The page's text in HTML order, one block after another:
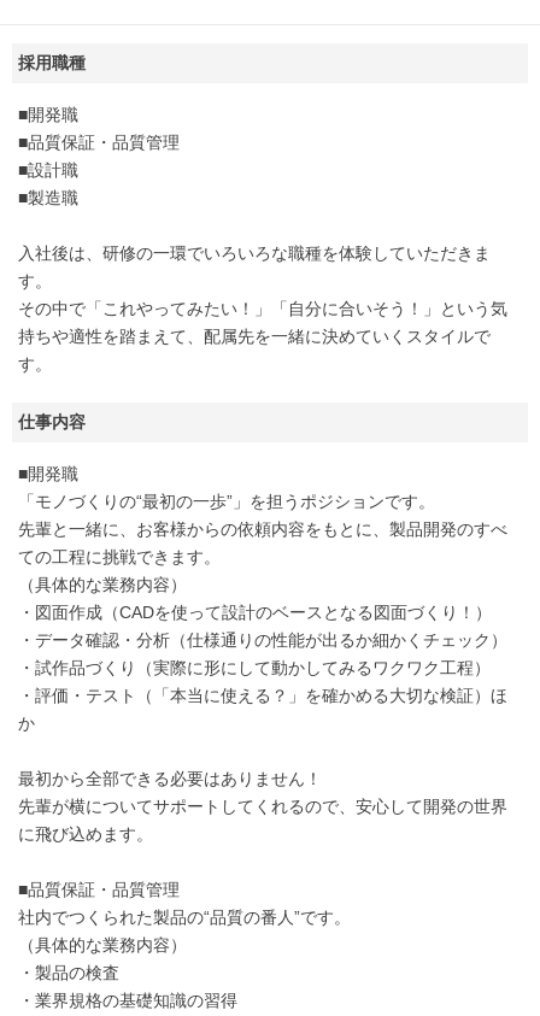
採用職種
■開発職
■品質保証・品質管理
■設計職
■製造職
入社後は、研修の一環でいろいろな職種を体験していただきま
す。
その中で「これやってみたい！」「自分に合いそう！」という気
持ちや適性を踏まえて、配属先を一緒に決めていくスタイルで
す。
仕事内容
■開発職
「モノづくりの“最初の一歩”」を担うポジションです。
先輩と一緒に、お客様からの依頼内容をもとに、製品開発のすべ
ての工程に挑戦できます。
（具体的な業務内容）
・図面作成（CADを使って設計のベースとなる図面づくり！）
・データ確認・分析（仕様通りの性能が出るか細かくチェック）
・試作品づくり（実際に形にして動かしてみるワクワク工程）
・評価・テスト（「本当に使える？」を確かめる大切な検証）ほ
か
最初から全部できる必要はありません！
先輩が横についてサポートしてくれるので、安心して開発の世界
に飛び込めます。
■品質保証・品質管理
社内でつくられた製品の“品質の番人”です。
（具体的な業務内容）
・製品の検査
・業界規格の基礎知識の習得